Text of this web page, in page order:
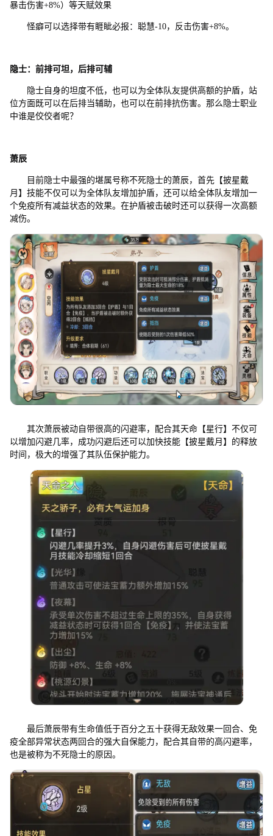
暴击伤害+8%）等天赋效果
怪癖可以选择带有睚眦必报：聪慧-10，反击伤害+8%。
隐士：前排可坦，后排可辅
隐士自身的坦度不低，也可以为全体队友提供高额的护盾，站
位方面既可以在后排当辅助，也可以在前排抗伤害。那么隐士职业
中谁是佼佼者呢？
萧辰
目前隐士中最强的堪属号称不死隐士的萧辰，首先【披星戴
月】技能不仅可以为全体队友增加护盾，还可以给全体队友增加一
个免疫所有减益状态的效果。在护盾被击破时还可以获得一次高额
减伤。
其次萧辰被动自带很高的闪避率，配合其天命【星行】不仅可
以增加闪避几率，成功闪避后还可以加快技能【披星戴月】的释放
时间，极大的增强了其队伍保护能力。
最后萧辰带有生命值低于百分之五十获得无敌效果一回合、免
疫全部异常状态两回合的强大自保能力，配合其自带的高闪避率，
也是被称为不死隐士的原因。